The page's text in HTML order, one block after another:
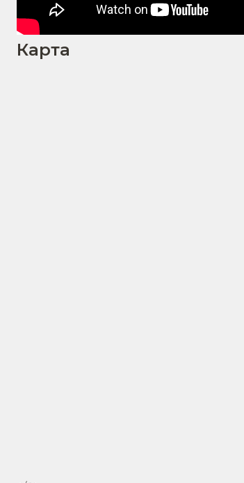
Карта